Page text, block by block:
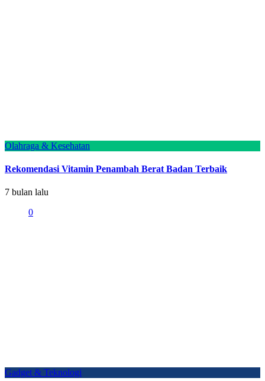
Olahraga & Kesehatan
Rekomendasi Vitamin Penambah Berat Badan Terbaik
7 bulan lalu
0
Gadget & Teknologi